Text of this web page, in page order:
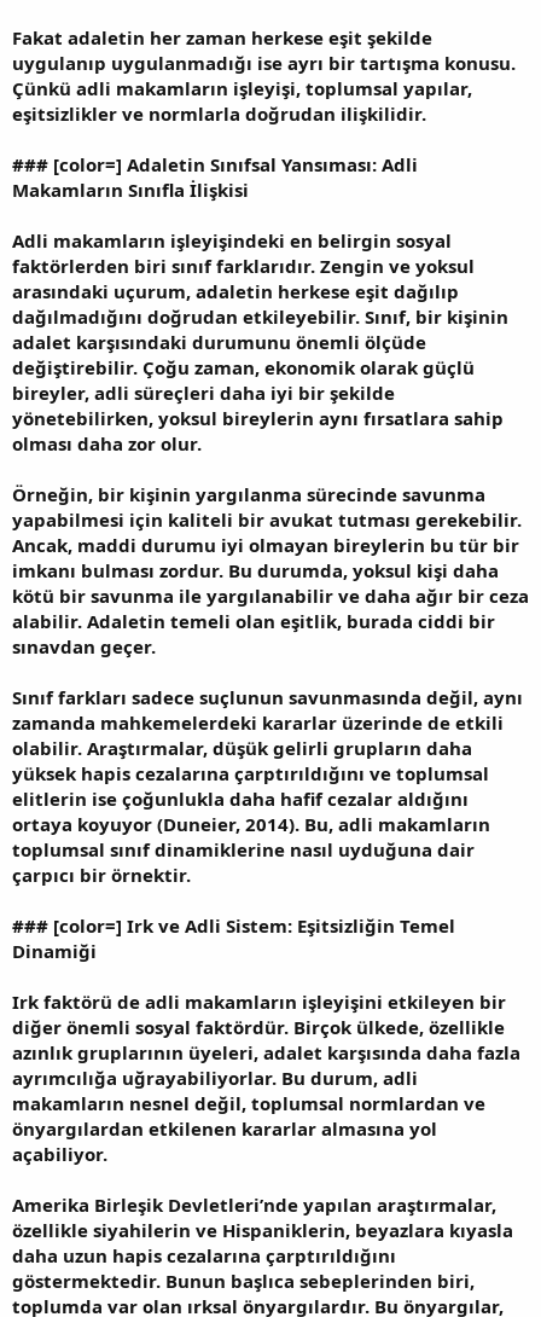
Fakat adaletin her zaman herkese eşit şekilde
uygulanıp uygulanmadığı ise ayrı bir tartışma konusu.
Çünkü adli makamların işleyişi, toplumsal yapılar,
eşitsizlikler ve normlarla doğrudan ilişkilidir.
### [color=] Adaletin Sınıfsal Yansıması: Adli
Makamların Sınıfla İlişkisi
Adli makamların işleyişindeki en belirgin sosyal
faktörlerden biri sınıf farklarıdır. Zengin ve yoksul
arasındaki uçurum, adaletin herkese eşit dağılıp
dağılmadığını doğrudan etkileyebilir. Sınıf, bir kişinin
adalet karşısındaki durumunu önemli ölçüde
değiştirebilir. Çoğu zaman, ekonomik olarak güçlü
bireyler, adli süreçleri daha iyi bir şekilde
yönetebilirken, yoksul bireylerin aynı fırsatlara sahip
olması daha zor olur.
Örneğin, bir kişinin yargılanma sürecinde savunma
yapabilmesi için kaliteli bir avukat tutması gerekebilir.
Ancak, maddi durumu iyi olmayan bireylerin bu tür bir
imkanı bulması zordur. Bu durumda, yoksul kişi daha
kötü bir savunma ile yargılanabilir ve daha ağır bir ceza
alabilir. Adaletin temeli olan eşitlik, burada ciddi bir
sınavdan geçer.
Sınıf farkları sadece suçlunun savunmasında değil, aynı
zamanda mahkemelerdeki kararlar üzerinde de etkili
olabilir. Araştırmalar, düşük gelirli grupların daha
yüksek hapis cezalarına çarptırıldığını ve toplumsal
elitlerin ise çoğunlukla daha hafif cezalar aldığını
ortaya koyuyor (Duneier, 2014). Bu, adli makamların
toplumsal sınıf dinamiklerine nasıl uyduğuna dair
çarpıcı bir örnektir.
### [color=] Irk ve Adli Sistem: Eşitsizliğin Temel
Dinamiği
Irk faktörü de adli makamların işleyişini etkileyen bir
diğer önemli sosyal faktördür. Birçok ülkede, özellikle
azınlık gruplarının üyeleri, adalet karşısında daha fazla
ayrımcılığa uğrayabiliyorlar. Bu durum, adli
makamların nesnel değil, toplumsal normlardan ve
önyargılardan etkilenen kararlar almasına yol
açabiliyor.
Amerika Birleşik Devletleri’nde yapılan araştırmalar,
özellikle siyahilerin ve Hispaniklerin, beyazlara kıyasla
daha uzun hapis cezalarına çarptırıldığını
göstermektedir. Bunun başlıca sebeplerinden biri,
toplumda var olan ırksal önyargılardır. Bu önyargılar,